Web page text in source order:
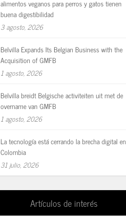
alimentos veganos para perros y gatos tienen
buena digestibilidad
3 agosto, 2026
Belvilla Expands Its Belgian Business with the
Acquisition of GMFB
1 agosto, 2026
Belvilla breidt Belgische activiteiten uit met de
overname van GMFB
1 agosto, 2026
La tecnología está cerrando la brecha digital en
Colombia
31 julio, 2026
Artículos de interés